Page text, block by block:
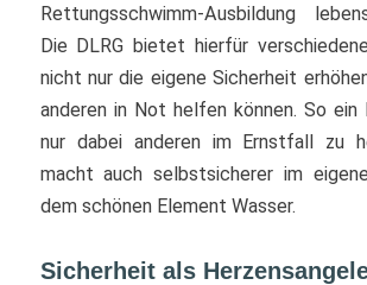
Rettungsschwimm-Ausbildung
Die DLRG bietet hierfür
nicht nur die eigene Sicherheit
anderen in Not helfen können. So
nur dabei anderen im Ernstfall zu
macht auch selbstsicherer im
dem schönen Element Wasser.
Sicherheit als